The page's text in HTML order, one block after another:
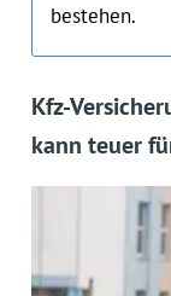
bestehen.
Kfz-
kann teuer